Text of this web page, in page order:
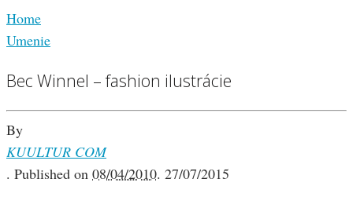
Home
Umenie
Bec Winnel – fashion ilustrácie
By
KUULTUR COM
. Published on 08/04/2010. 27/07/2015